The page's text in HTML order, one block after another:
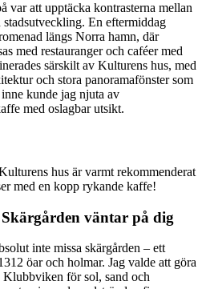
var att upptäcka kontrasterna mellan
En eftermiddag
längs Norra hamn, där
med restauranger och caféer med
särskilt av Kulturens hus, med
och stora panoramafönster som
kunde jag njuta av
med oslagbar utsikt.
hus är varmt rekommenderat
med en kopp rykande kaffe!
väntar på dig
inte missa skärgården – ett
öar och holmar. Jag valde att göra
för sol, sand och